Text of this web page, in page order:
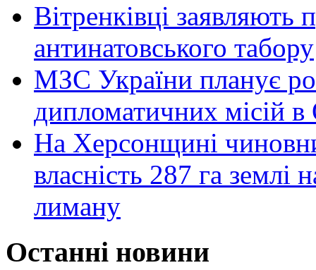
Вітренківці заявляють
антинатовського табору
МЗС України планує
дипломатичних місій в
На Херсонщині
власність 287 га землі
лиману
Останні новини